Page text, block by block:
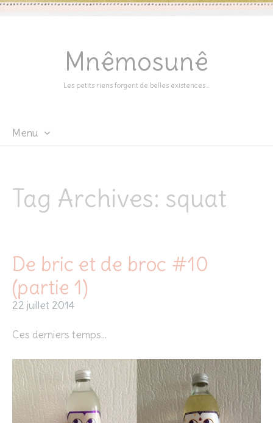
Mnêmosunê
Les petits riens forgent de belles existences…
Menu
Tag Archives: squat
De bric et de broc #10
(partie 1)
22 juillet 2014
Ces derniers temps…